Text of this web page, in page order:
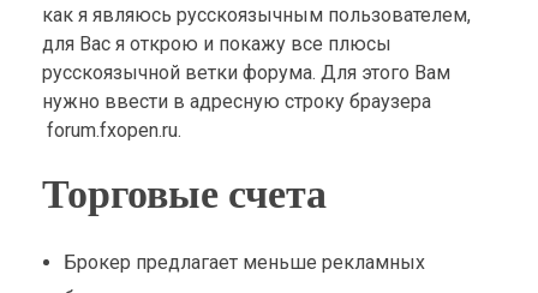
как я являюсь русскоязычным пользователем,
для Вас я открою и покажу все плюсы
русскоязычной ветки форума. Для этого Вам
нужно ввести в адресную строку браузера
forum.fxopen.ru.
Торговые счета
Брокер предлагает меньше рекламных